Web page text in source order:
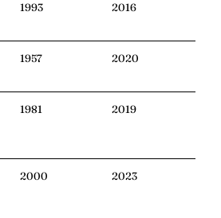
1993 2016
1957 2020
1981 2019
2000 2023